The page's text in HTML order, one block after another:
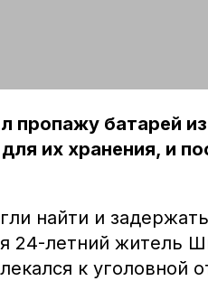
батарей из
их хранения, и
найти и
24-летний житель
к уголовной